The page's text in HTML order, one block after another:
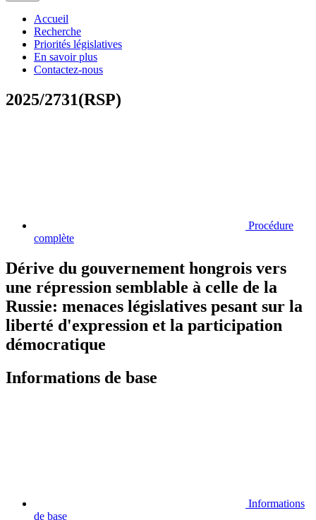
Accueil
Recherche
Priorités législatives
En savoir plus
Contactez-nous
2025/2731(RSP)
Procédure
complète
Dérive du gouvernement hongrois vers
une répression semblable à celle de la
Russie: menaces législatives pesant sur la
liberté d'expression et la participation
démocratique
Informations de base
Informations
de base